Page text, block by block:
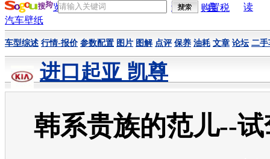
览器
赏
询
典
读
购置税
汽车壁纸
车型综述 行情-报价 参数配置 图片 图解 点评 保养 油耗 文章 论坛 二手
进口起亚 凯尊
韩系贵族的范儿--